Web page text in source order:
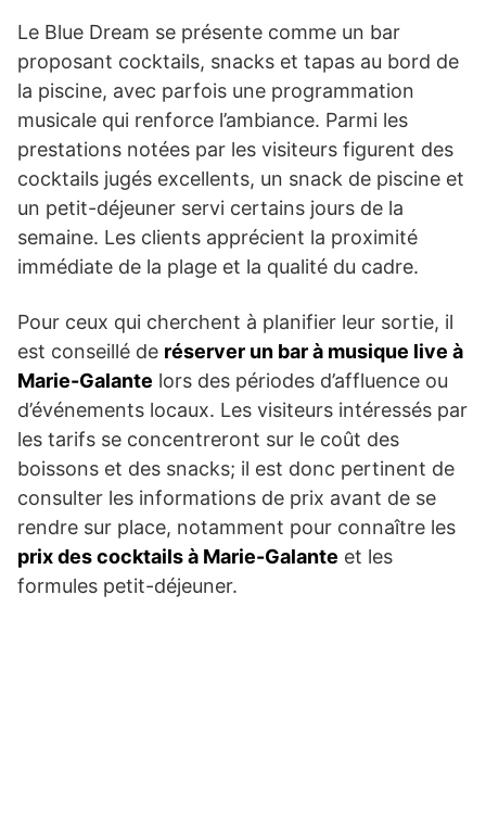
Le Blue Dream se présente comme un bar
proposant cocktails, snacks et tapas au bord de
la piscine, avec parfois une programmation
musicale qui renforce l’ambiance. Parmi les
prestations notées par les visiteurs figurent des
cocktails jugés excellents, un snack de piscine et
un petit-déjeuner servi certains jours de la
semaine. Les clients apprécient la proximité
immédiate de la plage et la qualité du cadre.
Pour ceux qui cherchent à planifier leur sortie, il
est conseillé de réserver un bar à musique live à
Marie-Galante lors des périodes d’affluence ou
d’événements locaux. Les visiteurs intéressés par
les tarifs se concentreront sur le coût des
boissons et des snacks; il est donc pertinent de
consulter les informations de prix avant de se
rendre sur place, notamment pour connaître les
prix des cocktails à Marie-Galante et les
formules petit-déjeuner.